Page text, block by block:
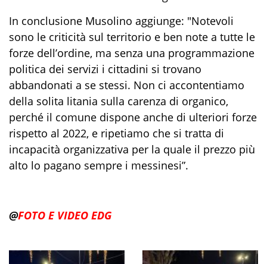
In conclusione Musolino aggiunge: "Notevoli
sono le criticità sul territorio e ben note a tutte le
forze dell’ordine, ma senza una programmazione
politica dei servizi i cittadini si trovano
abbandonati a se stessi. Non ci accontentiamo
della solita litania sulla carenza di organico,
perché il comune dispone anche di ulteriori forze
rispetto al 2022, e ripetiamo che si tratta di
incapacità organizzativa per la quale il prezzo più
alto lo pagano sempre i messinesi”.
@FOTO E VIDEO EDG